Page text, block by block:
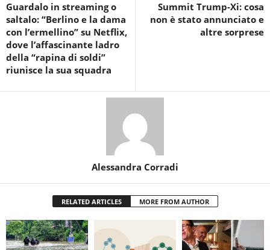
Guardalo in streaming o
saltalo: “Berlino e la dama
con l’ermellino” su Netflix,
dove l’affascinante ladro
della “rapina di soldi”
riunisce la sua squadra
Summit Trump-Xi: cosa
non è stato annunciato e
altre sorprese
Alessandra Corradi
RELATED ARTICLES MORE FROM AUTHOR